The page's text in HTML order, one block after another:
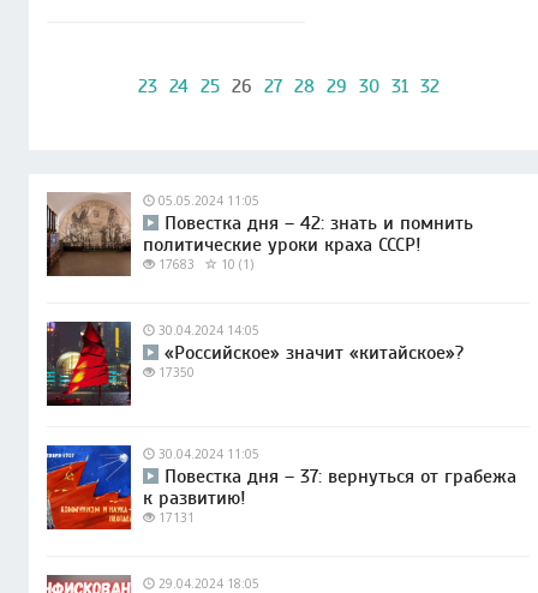
23 24 25 26 27 28 29 30 31 32
05.05.2024 11:05
Повестка дня – 42: знать и помнить
политические уроки краха СССР!
17683 10 (1)
30.04.2024 14:05
«Российское» значит «китайское»?
17350
30.04.2024 11:05
Повестка дня – 37: вернуться от грабежа
к развитию!
17131
29.04.2024 18:05